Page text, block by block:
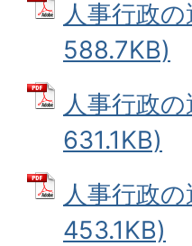
人事行政
588.7KB)
人事行政
631.1KB)
人事行政
453.1KB)